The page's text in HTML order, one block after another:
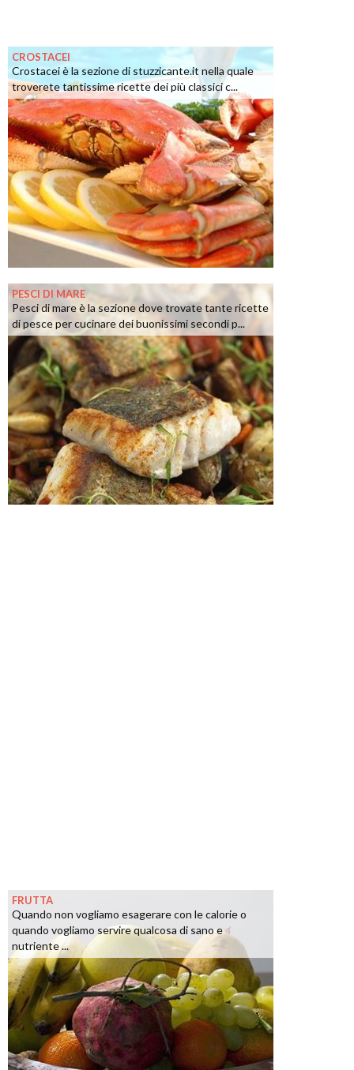
CROSTACEI
Crostacei è la sezione di stuzzicante.it nella quale
troverete tantissime ricette dei più classici c...
PESCI DI MARE
Pesci di mare è la sezione dove trovate tante ricette
di pesce per cucinare dei buonissimi secondi p...
FRUTTA
Quando non vogliamo esagerare con le calorie o
quando vogliamo servire qualcosa di sano e
nutriente ...